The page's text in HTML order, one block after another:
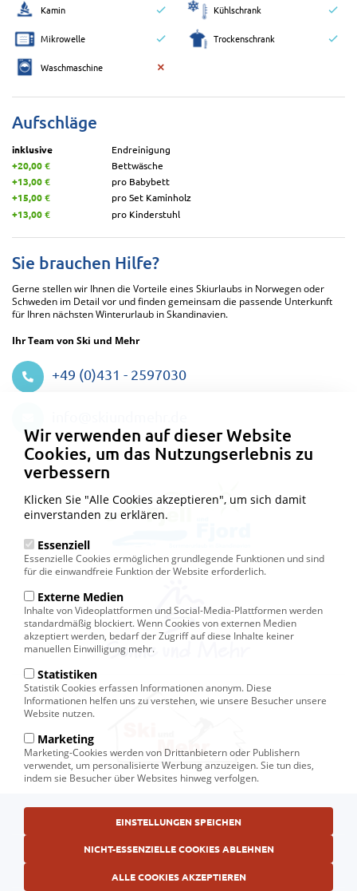
Kamin Kühlschrank
Mikrowelle Trockenschrank
Waschmaschine
Aufschläge
inklusive
Endreinigung
+20,00 €
Bettwäsche
+13,00 €
pro Babybett
+15,00 €
pro Set Kaminholz
+13,00 €
pro Kinderstuhl
Sie brauchen Hilfe?
Gerne stellen wir Ihnen die Vorteile eines Skiurlaubs in Norwegen oder
Schweden im Detail vor und finden gemeinsam die passende Unterkunft
für Ihren nächsten Winterurlaub in Skandinavien.
Ihr Team von Ski und Mehr
+49 (0)431 - 2597030
Fußbereichsmenü© Ski und Mehr, Ihr Reiseveranstalter in Kiel
AGB
Datenschutzerklärung
Wir verwenden auf dieser Website
Cookies, um das Nutzungserlebnis zu
verbessern
Klicken Sie "Alle Cookies akzeptieren", um sich damit
einverstanden zu erklären.
Essenziell
Essenzielle Cookies ermöglichen grundlegende Funktionen und sind
für die einwandfreie Funktion der Website erforderlich.
Externe Medien
Inhalte von Videoplattformen und Social-Media-Plattformen werden
standardmäßig blockiert. Wenn Cookies von externen Medien
akzeptiert werden, bedarf der Zugriff auf diese Inhalte keiner
manuellen Einwilligung mehr.
Statistiken
Statistik Cookies erfassen Informationen anonym. Diese
Informationen helfen uns zu verstehen, wie unsere Besucher unsere
Website nutzen.
Marketing
Marketing-Cookies werden von Drittanbietern oder Publishern
verwendet, um personalisierte Werbung anzuzeigen. Sie tun dies,
indem sie Besucher über Websites hinweg verfolgen.
EINSTELLUNGEN SPEICHEN
NICHT-ESSENZIELLE COOKIES ABLEHNEN
ALLE COOKIES AKZEPTIEREN